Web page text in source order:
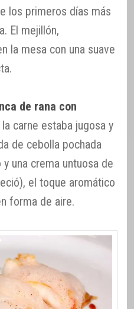
los primeros días más
El mejillón,
la mesa con una suave
de rana con
carne estaba jugosa y
de cebolla pochada
una crema untuosa de
el toque aromático
forma de aire.